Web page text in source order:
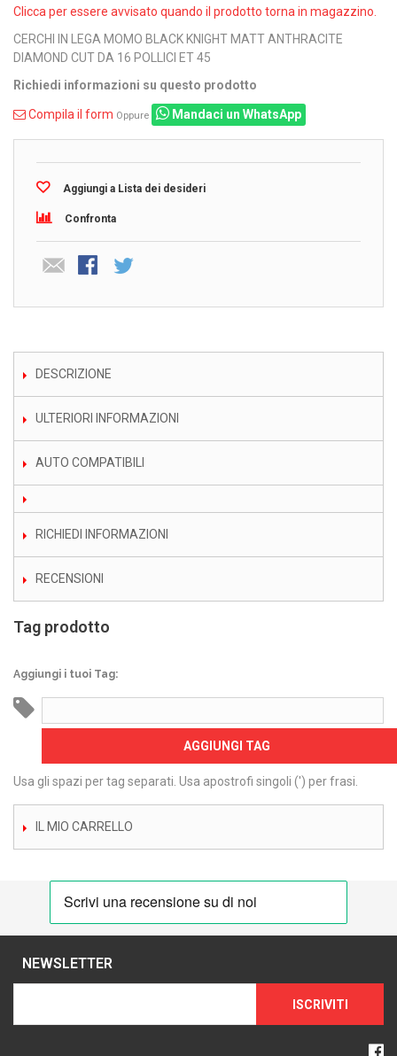
Clicca per essere avvisato quando il prodotto torna in magazzino.
CERCHI IN LEGA MOMO BLACK KNIGHT MATT ANTHRACITE
DIAMOND CUT DA 16 POLLICI ET 45
Richiedi informazioni su questo prodotto
Compila il form Oppure Mandaci un WhatsApp
Aggiungi a Lista dei desideri
Confronta
DESCRIZIONE
ULTERIORI INFORMAZIONI
AUTO COMPATIBILI
RICHIEDI INFORMAZIONI
RECENSIONI
Tag prodotto
Aggiungi i tuoi Tag:
AGGIUNGI TAG
Usa gli spazi per tag separati. Usa apostrofi singoli (') per frasi.
IL MIO CARRELLO
NEWSLETTER
ISCRIVITI